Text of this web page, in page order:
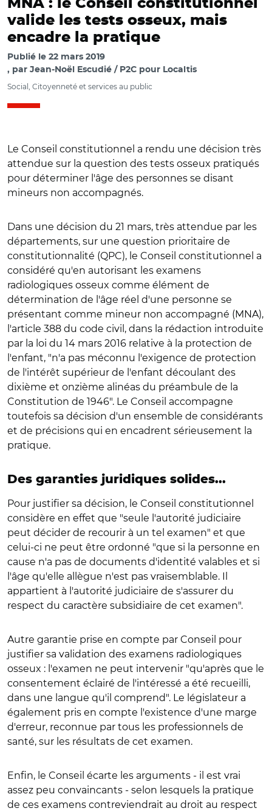
MNA : le Conseil constitutionnel
valide les tests osseux, mais
encadre la pratique
Publié le 22 mars 2019
par Jean-Noël Escudié / P2C pour Localtis
Social, Citoyenneté et services au public
Le Conseil constitutionnel a rendu une décision très
attendue sur la question des tests osseux pratiqués
pour déterminer l'âge des personnes se disant
mineurs non accompagnés.
Dans une décision du 21 mars, très attendue par les
départements, sur une question prioritaire de
constitutionnalité (QPC), le Conseil constitutionnel a
considéré qu'en autorisant les examens
radiologiques osseux comme élément de
détermination de l'âge réel d'une personne se
présentant comme mineur non accompagné (MNA),
l'article 388 du code civil, dans la rédaction introduite
par la loi du 14 mars 2016 relative à la protection de
l'enfant, "n'a pas méconnu l'exigence de protection
de l'intérêt supérieur de l'enfant découlant des
dixième et onzième alinéas du préambule de la
Constitution de 1946". Le Conseil accompagne
toutefois sa décision d'un ensemble de considérants
et de précisions qui en encadrent sérieusement la
pratique.
Des garanties juridiques solides...
Pour justifier sa décision, le Conseil constitutionnel
considère en effet que "seule l'autorité judiciaire
peut décider de recourir à un tel examen" et que
celui-ci ne peut être ordonné "que si la personne en
cause n'a pas de documents d'identité valables et si
l'âge qu'elle allègue n'est pas vraisemblable. Il
appartient à l'autorité judiciaire de s'assurer du
respect du caractère subsidiaire de cet examen".
Autre garantie prise en compte par Conseil pour
justifier sa validation des examens radiologiques
osseux : l'examen ne peut intervenir "qu'après que le
consentement éclairé de l'intéressé a été recueilli,
dans une langue qu'il comprend". Le législateur a
également pris en compte l'existence d'une marge
d'erreur, reconnue par tous les professionnels de
santé, sur les résultats de cet examen.
Enfin, le Conseil écarte les arguments - il est vrai
assez peu convaincants - selon lesquels la pratique
de ces examens contreviendrait au droit au respect